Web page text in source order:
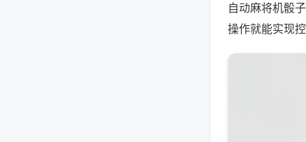
自动麻将机骰
操作就能实现